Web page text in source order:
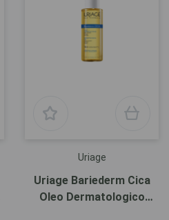
Uriage
Uriage Bariederm Cica
Oleo Dermatologico